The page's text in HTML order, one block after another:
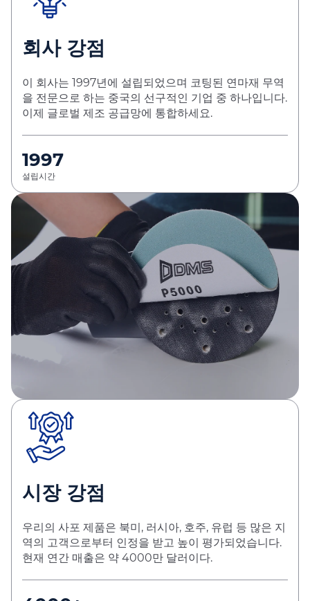
회사 강점
이 회사는 1997년에 설립되었으며 코팅된 연마재 무역
을 전문으로 하는 중국의 선구적인 기업 중 하나입니다.
이제 글로벌 제조 공급망에 통합하세요.
1997
설립시간
시장 강점
우리의 사포 제품은 북미, 러시아, 호주, 유럽 등 많은 지
역의 고객으로부터 인정을 받고 높이 평가되었습니다.
현재 연간 매출은 약 4000만 달러이다.